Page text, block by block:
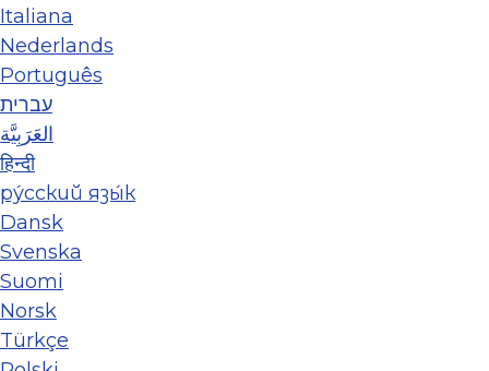
Italiana
Nederlands
Português
עברית
العَرَبِيَّة
हिन्दी
ру́сский язы́к
Dansk
Svenska
Suomi
Norsk
Türkçe